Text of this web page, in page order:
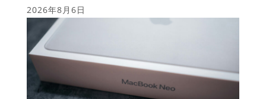
2026年8月6日